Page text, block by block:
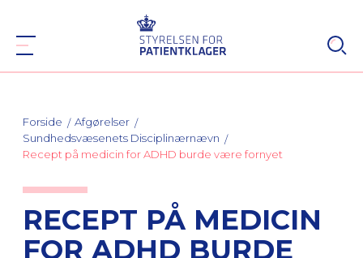
Forside
Afgørelser
Sundhedsvæsenets Disciplinærnævn
Recept på medicin for ADHD burde være fornyet
RECEPT PÅ MEDICIN
FOR ADHD BURDE